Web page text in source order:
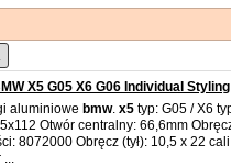
X5 G05 X6 G06 Individual
aluminiowe bmw. x5 typ: G05 / X6
Otwór centralny: 66,6mm
8072000 Obręcz (tył): 10,5 x 22
...